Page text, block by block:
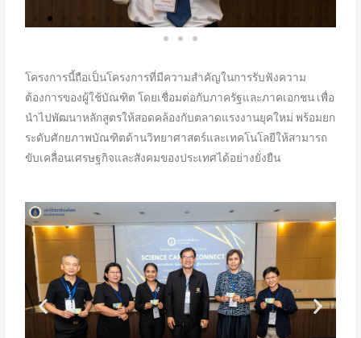
โครงการนี้ถือเป็นโครงการที่มีความสำคัญในการรับฟังความ
ต้องการของผู้ใช้บัณฑิต โดยเชื่อมต่อกับภาครัฐและภาคเอกชน เพื่อ
นำไปพัฒนาหลักสูตรให้สอดคล้องกับตลาดแรงงานยุคใหม่ พร้อมยก
ระดับศักยภาพบัณฑิตด้านวิทยาศาสตร์และเทคโนโลยีให้สามารถ
ขับเคลื่อนเศรษฐกิจและสังคมของประเทศได้อย่างยั่งยืน